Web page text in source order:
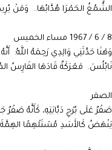
الشُّمُغُ الحَمْرَا هُدَّابُهَا.. وَمَنْ
8 / 6 / 1967 مساء الخميس
نَابُلُسَ. مَعْرَكَةٌ قَادَهَا الفَارِسُ
الصقر
صَقْرٌ عَلَى بُرْجِ دَبَّابَتِهِ، كَأَنَّهُ صَقْرٌ
يَنْهَضُ كَالأَسَدِ مُسْتَلْهِمًا الهِمَّةَ